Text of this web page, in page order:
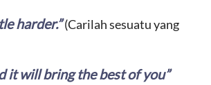
harder.”(Carilah sesuatu yang
it will bring the best of you”